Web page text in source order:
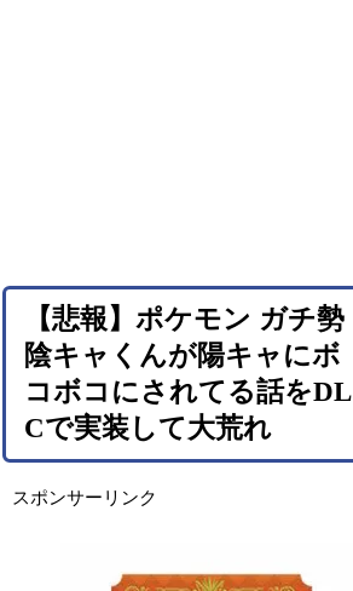
【悲報】ポケモン ガチ勢
陰キャくんが陽キャにボ
コボコにされてる話をDL
Cで実装して大荒れ
スポンサーリンク